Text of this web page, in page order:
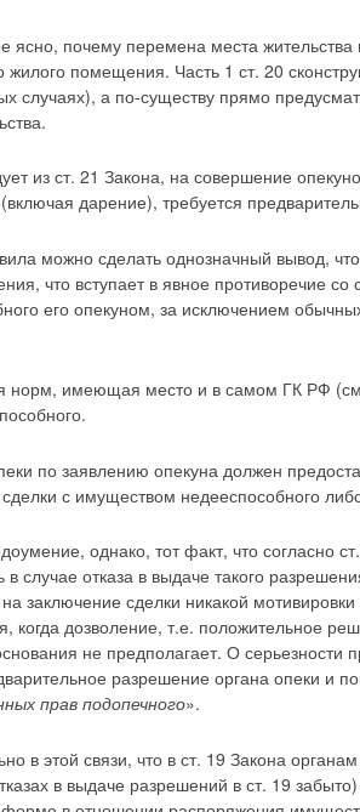
ясно, почему перемена места
жилого помещения. Часть 1 ст. 20
случаях), а по-существу прямо
из ст. 21 Закона, на совершение
дарение), требуется
можно сделать однозначный вывод,
что вступает в явное противоречие
его опекуном, за исключением
норм, имеющая место и в самом ГК РФ
по заявлению опекуна должен
с имуществом недееспособного
однако, тот факт, что согласно
случае отказа в выдаче такого
заключение сделки никакой
когда дозволение, т.е. положительное
не предполагает. О серьезности
разрешение органа опеки и
прав подопечного».
в этой связи, что в ст. 19 Закона
в выдаче разрешений в ст. 19